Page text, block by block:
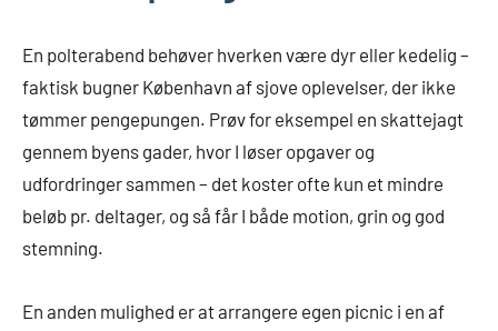
En polterabend behøver hverken være dyr eller kedelig –
faktisk bugner København af sjove oplevelser, der ikke
tømmer pengepungen. Prøv for eksempel en skattejagt
gennem byens gader, hvor I løser opgaver og
udfordringer sammen – det koster ofte kun et mindre
beløb pr. deltager, og så får I både motion, grin og god
stemning.
En anden mulighed er at arrangere egen picnic i en af